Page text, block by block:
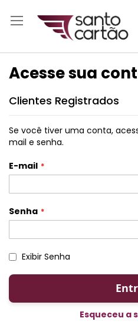
Acesse sua
Clientes Registrados
Se você tiver uma conta,
mail e senha.
E-mail
Senha
Exibir Senha
Esqueceu a